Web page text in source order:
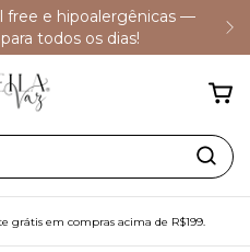
free e hipoalergênicas —
todos os dias!
grátis em compras acima de R$199.